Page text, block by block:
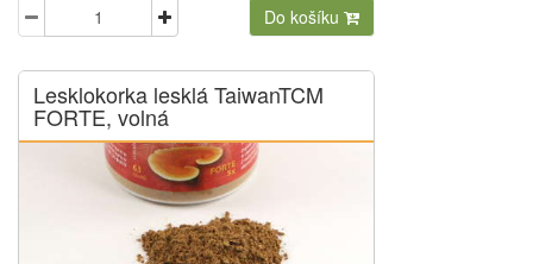
Do košíku
Lesklokorka lesklá TaiwanTCM
FORTE, volná